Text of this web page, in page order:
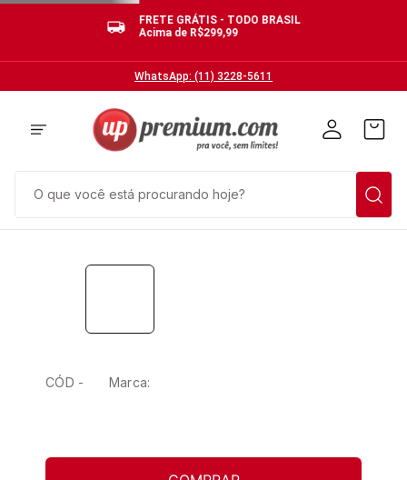
FRETE GRÁTIS - TODO BRASIL
Acima de R$299,99
WhatsApp: (11) 3228-5611
CÓD - Marca: